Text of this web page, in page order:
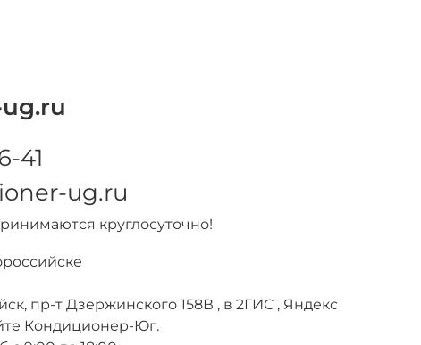
41
ug.ru
круглосуточно!
пр-т Дзержинского 158В , в 2ГИС , Яндекс
Кондиционер-Юг.